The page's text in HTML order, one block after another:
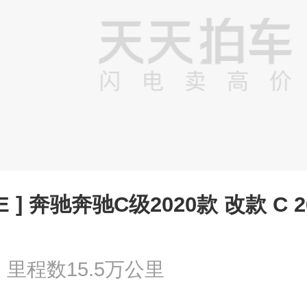
] 奔驰奔驰C级2020款 改款 C
里程数15.5万公里